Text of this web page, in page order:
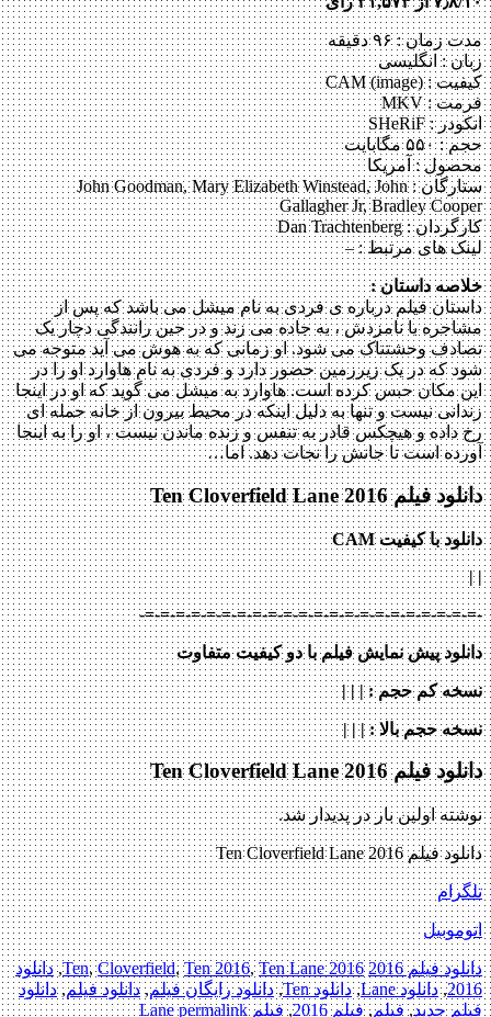
مدت زمان : ۹۶ دقیقه
زبان : انگلیسی
کیفیت : CAM (image)
فرمت : MKV
انکودر : SHeRiF
حجم : ۵۵۰ مگابایت
محصول : آمریکا
ستارگان :John Goodman, Mary Elizabeth Winstead, John
Gallagher Jr, Bradley Cooper
کارگردان :Dan Trachtenberg
لینک های مرتبط : –
خلاصه داستان :
داستان فیلم درباره ی فردی به نام میشل می باشد که پس از
مشاجره با نامزدش ، به جاده می زند و در حین رانندگی دچار یک
تصادف وحشتناک می شود. او زمانی که به هوش می آید متوجه می
شود که در یک زیرزمین حضور دارد و فردی به نام هاوارد او را در
این مکان حبس کرده است. هاوارد به میشل می گوید که او در اینجا
زندانی نیست و تنها به دلیل اینکه در محیط بیرون از خانه حمله ای
رخ داده و هیچکس قادر به تنفس و زنده ماندن نیست ، او را به اینجا
آورده است تا جانش را نجات دهد. اما…
دانلود فیلم Ten Cloverfield Lane 2016
دانلود با کیفیت CAM
| |
-=-=-=-=-=-=-=-=-=-=-=-=-=-=-=-=-=-=-=-=-=-=-
دانلود پیش نمایش فیلم با دو کیفیت متفاوت
نسخه کم حجم: | | |
نسخه حجم بالا: | | |
دانلود فیلم Ten Cloverfield Lane 2016
نوشته اولین بار در پدیدار شد.
دانلود فیلم Ten Cloverfield Lane 2016
تلگرام
اتوموبیل
دانلود فیلم 2016 2016 Ten
,Cloverfield,Ten 2016,Ten Lane
,دانلود
2016
,دانلود Lane ,دانلود Ten ,دانلود رایگان فیلم, دانلود فیلم,دانلود
فیلم جدید, فیلم,فیلم 2016 , فیلم Lanepermalink